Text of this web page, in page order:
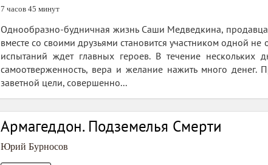
7 часов 45 минут
Однообразно-будничная жизнь Саши Медведкина, продавца
вместе со своими друзьями становится участником одной
испытаний ждет главных героев. В течение
самоотверженность, вера и желание нажить много
заветной цели, совершенно...
Армагеддон. Подземелья Смерти
Юрий Бурносов